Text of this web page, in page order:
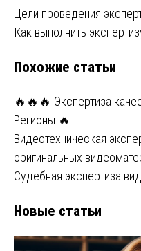
Навигация
записям
Цели проведения
Как выполнить
Похожие статьи
🔥🔥🔥 Экспертиза
Регионы 🔥
Видеотехническая
оригинальных
Судебная экспертиза
Новые статьи